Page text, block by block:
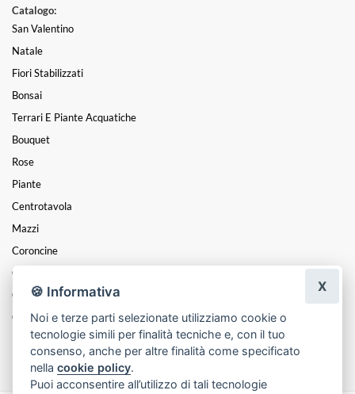
Catalogo:
San Valentino
Natale
Fiori Stabilizzati
Bonsai
Terrari E Piante Acquatiche
Bouquet
Rose
Piante
Centrotavola
Mazzi
Coroncine
Composizioni
Cesti
Cuori
Funebre
🍪 Informativa
Noi e terze parti selezionate utilizziamo cookie o
tecnologie simili per finalità tecniche e, con il tuo
consenso, anche per altre finalità come specificato
nellacookie policy.
Puoi acconsentire all’utilizzo di tali tecnologie
X